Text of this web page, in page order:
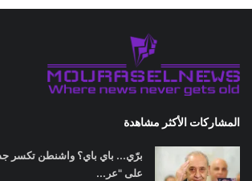
المشاركات الأكثر مشاهدة
برّي... باي باي؟ واشنطن تكسر
على "عر...